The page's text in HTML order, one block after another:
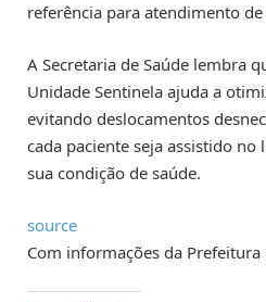
referência para atendimento
A Secretaria de Saúde lembra
Unidade Sentinela ajuda a
evitando deslocamentos
cada paciente seja assistido
sua condição de saúde.
source
Com informações da Prefeitura